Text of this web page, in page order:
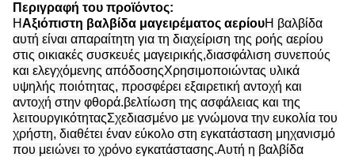
Περιγραφή του προϊόντος:
ΗΑξιόπιστη βαλβίδα μαγειρέματος αερίουΗ βαλβίδα
αυτή είναι απαραίτητη για τη διαχείριση της ροής αερίου
στις οικιακές συσκευές μαγειρικής,διασφάλιση συνεπούς
και ελεγχόμενης απόδοσηςΧρησιμοποιώντας υλικά
υψηλής ποιότητας, προσφέρει εξαιρετική αντοχή και
αντοχή στην φθορά.βελτίωση της ασφάλειας και της
λειτουργικότηταςΣχεδιασμένο με γνώμονα την ευκολία του
χρήστη, διαθέτει έναν εύκολο στη εγκατάσταση μηχανισμό
που μειώνει το χρόνο εγκατάστασης.Αυτή η βαλβίδα